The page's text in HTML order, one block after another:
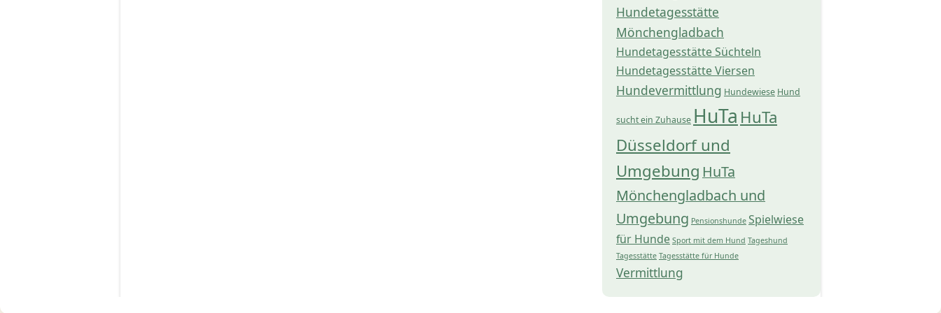
Hundetagesstätte
Mönchengladbach
Hundetagesstätte Süchteln
Hundetagesstätte Viersen
Hundevermittlung Hundewiese Hund
sucht ein Zuhause HuTa HuTa
Düsseldorf und
Umgebung HuTa
Mönchengladbach und
Umgebung Pensionshunde Spielwiese
für Hunde Sport mit dem Hund Tageshund
Tagesstätte Tagesstätte für Hunde
Vermittlung